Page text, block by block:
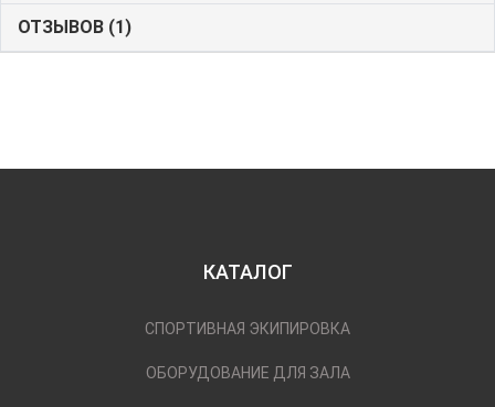
ОТЗЫВОВ (1)
КАТАЛОГ
СПОРТИВНАЯ ЭКИПИРОВКА
ОБОРУДОВАНИЕ ДЛЯ ЗАЛА